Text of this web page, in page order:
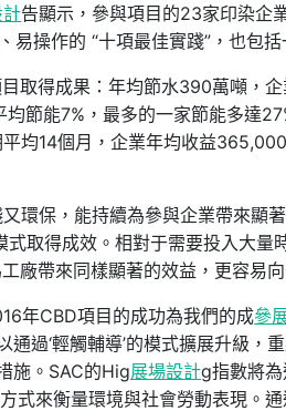
告顯示，參與項目的23家印染企
易操作的 “十項最佳實踐”，也包
取得成果：年均節水390萬噸，
節能7%，最多的一家節能多達
平均14個月，企業年均收益
環保，能持續為參與企業帶來顯
式取得成效。相對于需要投入大量
廠帶來同樣顯著的效益，更容易
年CBD項目的成功為我們的成參
過‘輕觸輔導’的模式擴展升級，
施。SAC的Hig展場設計g指數將
式來衡量環境與社會勞動表現。